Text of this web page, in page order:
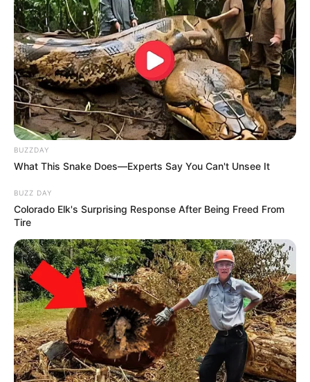
BUZZDAY
What This Snake Does—Experts Say You Can't Unsee It
BUZZ DAY
Colorado Elk's Surprising Response After Being Freed From
Tire